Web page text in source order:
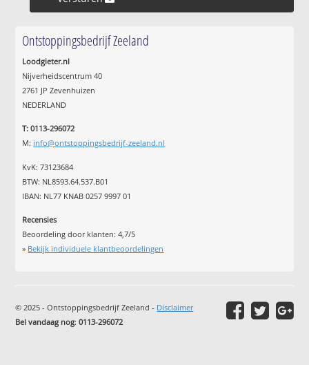
Ontstoppingsbedrijf Zeeland
Loodgieter.nl
Nijverheidscentrum 40
2761 JP Zevenhuizen
NEDERLAND
T: 0113-296072
M: info@ontstoppingsbedrijf-zeeland.nl
KvK: 73123684
BTW: NL8593.64.537.B01
IBAN: NL77 KNAB 0257 9997 01
Recensies
Beoordeling door klanten:4,7/5
» Bekijk individuele klantbeoordelingen
© 2025 - Ontstoppingsbedrijf Zeeland - Disclaimer
Bel vandaag nog:0113-296072